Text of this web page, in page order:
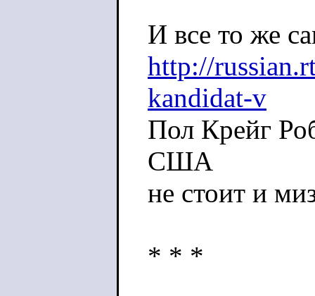
И все то же
http://
kandidat-v
Пол Крейг
США
не стоит и
* * *